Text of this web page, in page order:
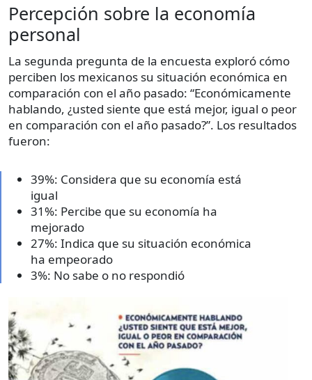
Percepción sobre la economía
personal
La segunda pregunta de la encuesta exploró cómo
perciben los mexicanos su situación económica en
comparación con el año pasado: “Económicamente
hablando, ¿usted siente que está mejor, igual o peor
en comparación con el año pasado?”. Los resultados
fueron:
39%: Considera que su economía está
igual
31%: Percibe que su economía ha
mejorado
27%: Indica que su situación económica
ha empeorado
3%: No sabe o no respondió